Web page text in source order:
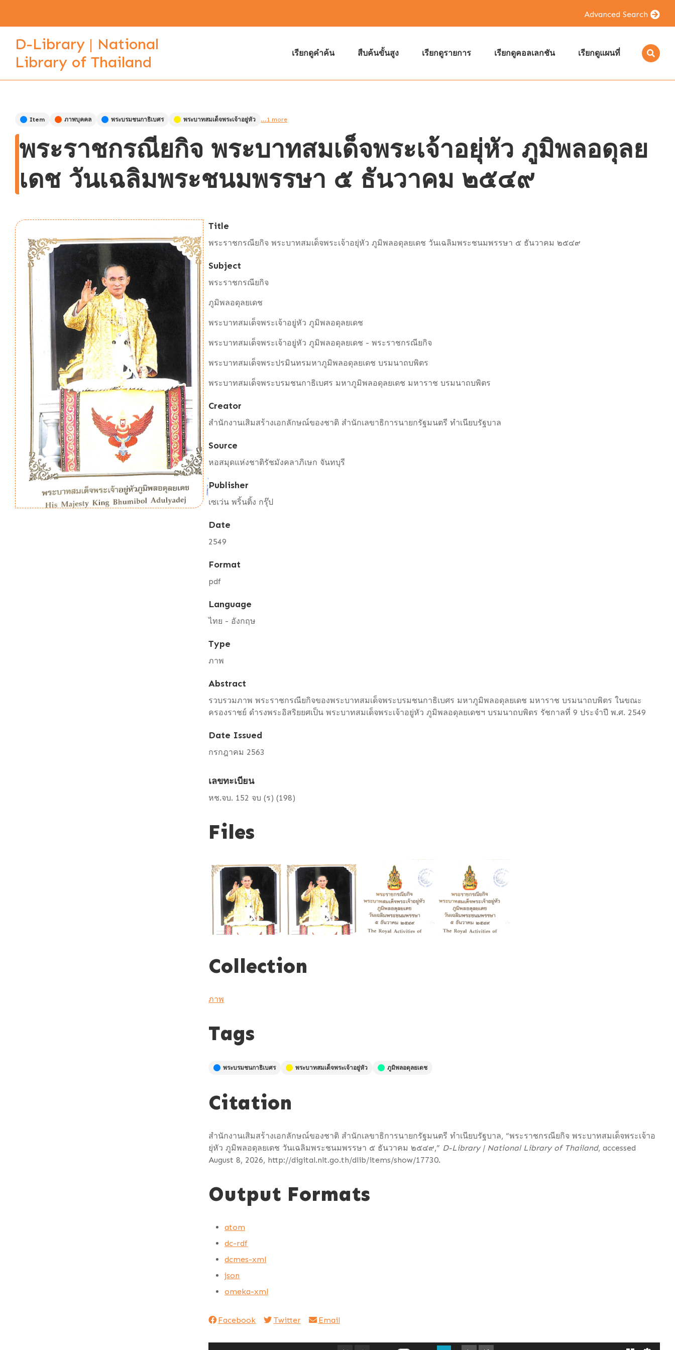
Advanced Search
D-Library | National
Library of Thailand
เรียกดูคำค้น สืบค้นขั้นสูง เรียกดูรายการ เรียกดูคอลเลกชัน เรียกดูแผนที่
Item ภาพบุคคล พระบรมชนกาธิเบศร พระบาทสมเด็จพระเจ้าอยู่หัว ...1 more
พระราชกรณียกิจ พระบาทสมเด็จพระเจ้าอยุ่หัว ภูมิพลอดุลย
เดช วันเฉลิมพระชนมพรรษา ๕ ธันวาคม ๒๕๔๙
Title
พระราชกรณียกิจ พระบาทสมเด็จพระเจ้าอยุ่หัว ภูมิพลอดุลยเดช วันเฉลิมพระชนมพรรษา ๕ ธันวาคม ๒๕๔๙
Subject
พระราชกรณียกิจ
ภูมิพลอดุลยเดช
พระบาทสมเด็จพระเจ้าอยู่หัว ภูมิพลอดุลยเดช
พระบาทสมเด็จพระเจ้าอยู่หัว ภูมิพลอดุลยเดช - พระราชกรณียกิจ
พระบาทสมเด็จพระปรมินทรมหาภูมิพลอดุลยเดช บรมนาถบพิตร
พระบาทสมเด็จพระบรมชนกาธิเบศร มหาภูมิพลอดุลยเดช มหาราช บรมนาถบพิตร
Creator
สำนักงานเสิมสร้างเอกลักษณ์ของชาติ สำนักเลขาธิการนายกรัฐมนตรี ทำเนียบรัฐบาล
Source
หอสมุดแห่งชาติรัชมังคลาภิเษก จันทบุรี
Publisher
เซเว่น พริ้นติ้ง กรุ๊ป
Date
2549
Format
pdf
Language
ไทย - อังกฤษ
Type
ภาพ
Abstract
รวบรวมภาพ พระราชกรณียกิจของพระบาทสมเด็จพระบรมชนกาธิเบศร มหาภูมิพลอดุลยเดช มหาราช บรมนาถบพิตร ในขณะ
ครองราชย์ ดำรงพระอิสริยยศเป็น พระบาทสมเด็จพระเจ้าอยู่หัว ภูมิพลอดุลยเดชฯ บรมนาถบพิตร รัชกาลที่ 9 ประจำปี พ.ศ. 2549
Date Issued
กรกฎาคม 2563
เลขทะเบียน
หช.จบ. 152 จบ (ร) (198)
Files
Collection
ภาพ
Tags
พระบรมชนกาธิเบศร พระบาทสมเด็จพระเจ้าอยู่หัว ภูมิพลอดุลยเดช
Citation
สำนักงานเสิมสร้างเอกลักษณ์ของชาติ สำนักเลขาธิการนายกรัฐมนตรี ทำเนียบรัฐบาล, “พระราชกรณียกิจ พระบาทสมเด็จพระเจ้าอ
ยุ่หัว ภูมิพลอดุลยเดช วันเฉลิมพระชนมพรรษา ๕ ธันวาคม ๒๕๔๙,” D-Library | National Library of Thailand, accessed
August 8, 2026, http://digital.nlt.go.th/dlib/items/show/17730.
Output Formats
atom
dc-rdf
dcmes-xml
json
omeka-xml
Facebook Twitter Email